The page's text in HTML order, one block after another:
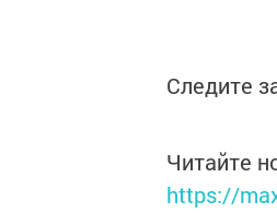
Следите
Читайте
https://